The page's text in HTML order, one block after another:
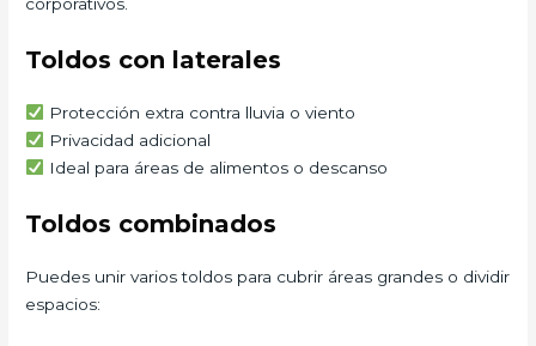
Toldos con laterales
Protección extra contra lluvia o viento
Privacidad adicional
Ideal para áreas de alimentos o descanso
Toldos combinados
Puedes unir varios toldos para cubrir áreas grandes o dividir
espacios: